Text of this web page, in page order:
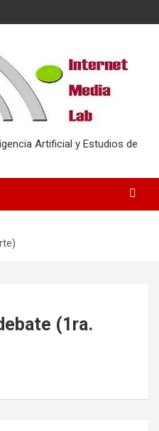
Artificial y Estudios de
(1ra.